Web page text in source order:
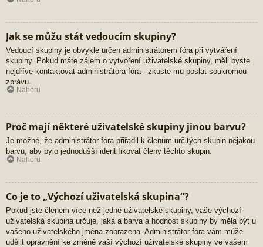
Jak se můžu stát vedoucím skupiny?
Vedoucí skupiny je obvykle určen administrátorem fóra při vytváření
skupiny. Pokud máte zájem o vytvoření uživatelské skupiny, měli byste
nejdříve kontaktovat administrátora fóra - zkuste mu poslat soukromou
zprávu.
Nahoru
Proč mají některé uživatelské skupiny jinou barvu?
Je možné, že administrátor fóra přiřadil k členům určitých skupin nějakou
barvu, aby bylo jednodušší identifikovat členy těchto skupin.
Nahoru
Co je to „Výchozí uživatelská skupina“?
Pokud jste členem více než jedné uživatelské skupiny, vaše výchozí
uživatelská skupina určuje, jaká a barva a hodnost skupiny by měla být u
vašeho uživatelského jména zobrazena. Administrátor fóra vám může
udělit oprávnění ke změně vaší výchozí uživatelské skupiny ve vašem